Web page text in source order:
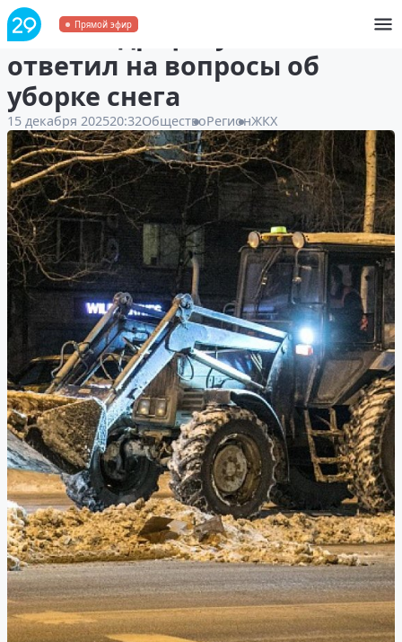
Прямой эфир
Александр Цыбульский
ответил на вопросы об
уборке снега
15 декабря 202520:32ОбществоРегионЖКХ